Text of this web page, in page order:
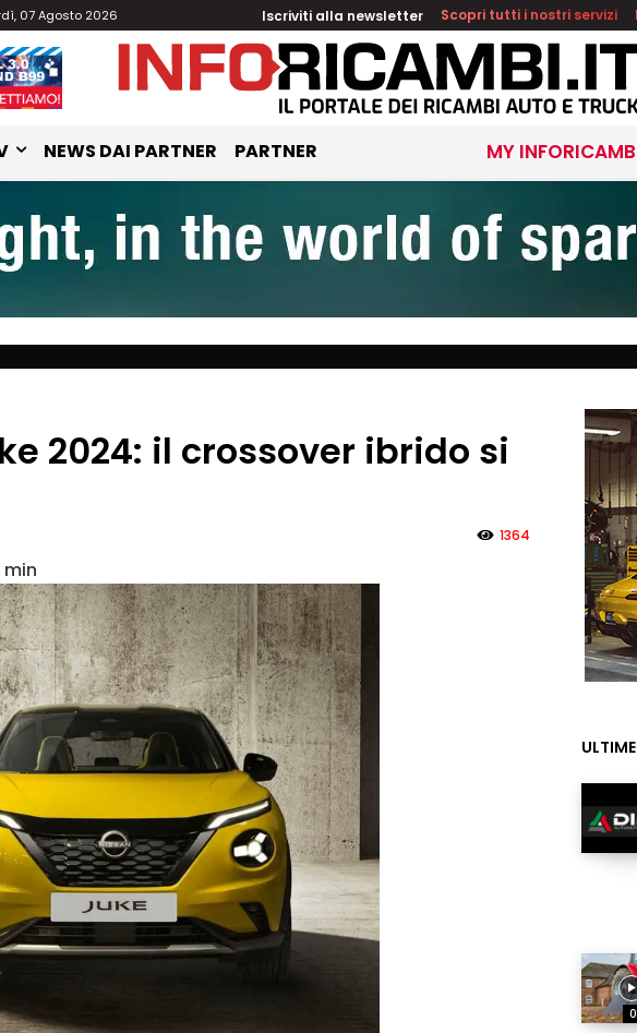
07 Agosto 2026 Iscriviti alla newsletter Scopri tutti i nostri servizi
NEWS DAI PARTNER PARTNER MY
2024: il crossover ibrido si
1364